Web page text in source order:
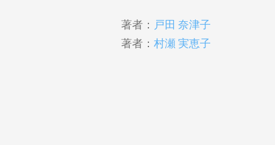
著者： 戸田 奈津子
著者： 村瀬 実恵子